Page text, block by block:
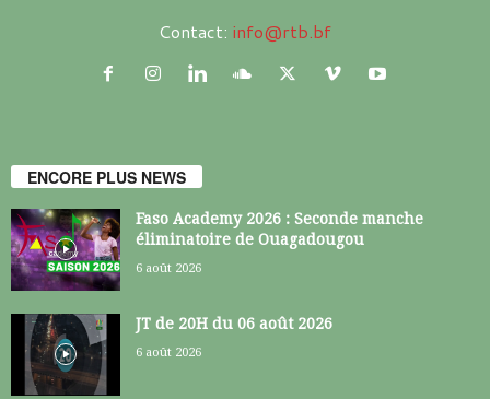
Contact: info@rtb.bf
ENCORE PLUS NEWS
Faso Academy 2026 : Seconde manche
éliminatoire de Ouagadougou
6 août 2026
JT de 20H du 06 août 2026
6 août 2026